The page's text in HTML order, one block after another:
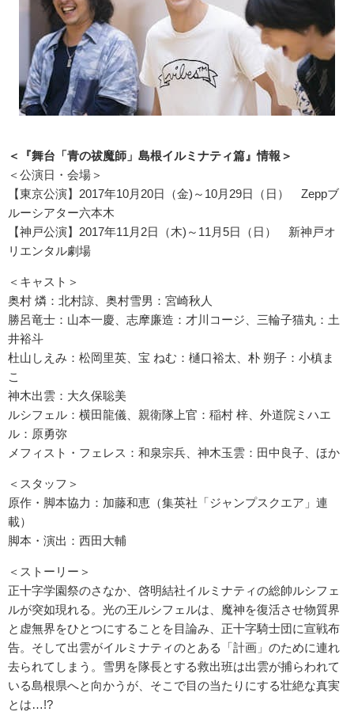
＜『舞台「青の祓魔師」島根イルミナティ篇』情報＞
＜公演日・会場＞
【東京公演】2017年10月20日（金)～10月29日（日） Zeppブ
ルーシアター六本木
【神戸公演】2017年11月2日（木)～11月5日（日） 新神戸オ
リエンタル劇場
＜キャスト＞
奥村 燐：北村諒、奥村雪男：宮崎秋人
勝呂竜士：山本一慶、志摩廉造：才川コージ、三輪子猫丸：土
井裕斗
杜山しえみ：松岡里英、宝 ねむ：樋口裕太、朴 朔子：小槙ま
こ
神木出雲：大久保聡美
ルシフェル：横田龍儀、親衛隊上官：稲村 梓、外道院ミハエ
ル：原勇弥
メフィスト・フェレス：和泉宗兵、神木玉雲：田中良子、ほか
＜スタッフ＞
原作・脚本協力：加藤和恵（集英社「ジャンプスクエア」連
載）
脚本・演出：西田大輔
＜ストーリー＞
正十字学園祭のさなか、啓明結社イルミナティの総帥ルシフェ
ルが突如現れる。光の王ルシフェルは、魔神を復活させ物質界
と虚無界をひとつにすることを目論み、正十字騎士団に宣戦布
告。そして出雲がイルミナティのとある「計画」のために連れ
去られてしまう。雪男を隊長とする救出班は出雲が捕らわれて
いる島根県へと向かうが、そこで目の当たりにする壮絶な真実
とは…!?